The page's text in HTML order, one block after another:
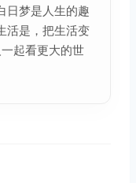
日梦是人生的趣
活是，把生活变
起看更大的世